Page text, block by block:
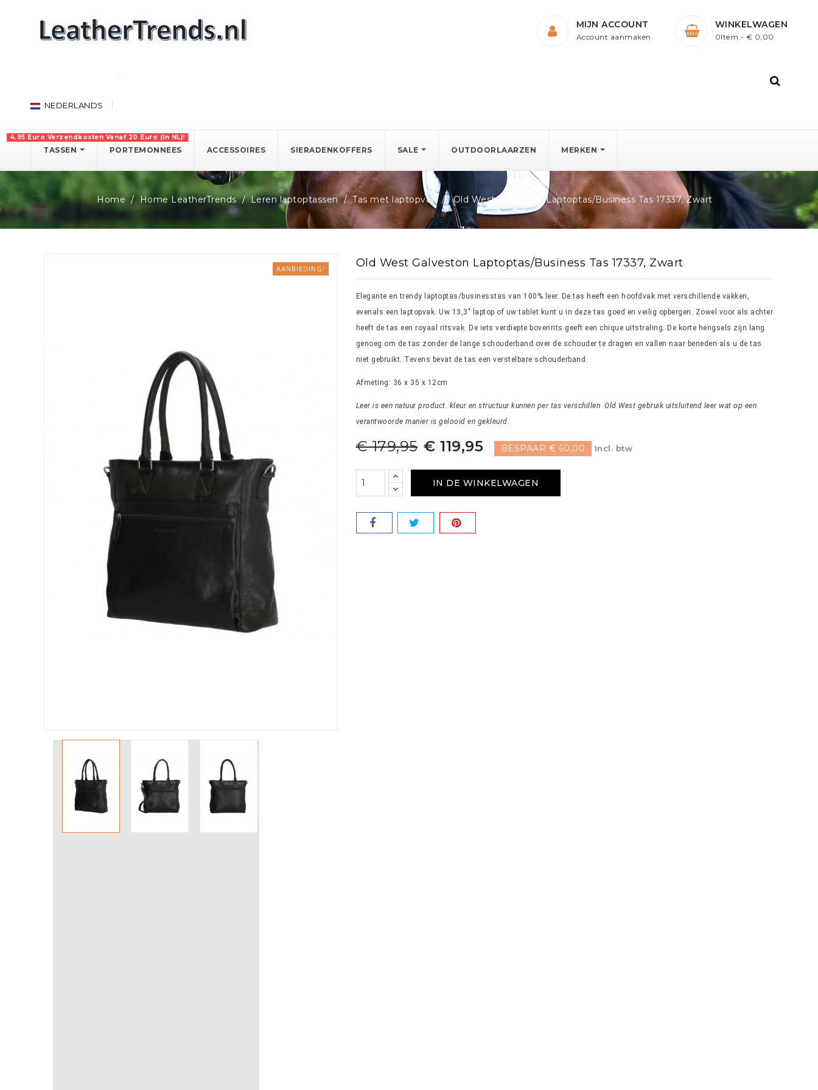
WINKELWAGEN
0Item - € 0,00
MIJN ACCOUNT
Account aanmaken
NEDERLANDS
TASSEN PORTEMONNEES
4,95 Euro Verzendkosten Vanaf 20 Euro (in NL)!
ACCESSOIRES SIERADENKOFFERS SALE OUTDOORLAARZEN MERKEN
Home Home LeatherTrends Leren laptoptassen Tas met laptopvak Old West Galveston Laptoptas/Business Tas 17337, Zwart
AANBIEDING! Old West Galveston Laptoptas/Business Tas 17337, Zwart
Elegante en trendy laptoptas/businesstas van 100% leer. De tas heeft een hoofdvak met verschillende vakken,
evenals een laptopvak. Uw 13,3" laptop of uw tablet kunt u in deze tas goed en veilig opbergen. Zowel voor als achter
heeft de tas een royaal ritsvak. De iets verdiepte bovenrits geeft een chique uitstraling. De korte hengsels zijn lang
genoeg om de tas zonder de lange schouderband over de schouder te dragen en vallen naar beneden als u de tas
niet gebruikt. Tevens bevat de tas een verstelbare schouderband.
Afmeting: 36 x 35 x 12cm
Leer is een natuur product. kleur en structuur kunnen per tas verschillen Old West gebruik uitsluitend leer wat op een
verantwoorde manier is gelooid en gekleurd.
€ 179,95 € 119,95 BESPAAR € 60,00 Incl. btw
IN DE WINKELWAGEN